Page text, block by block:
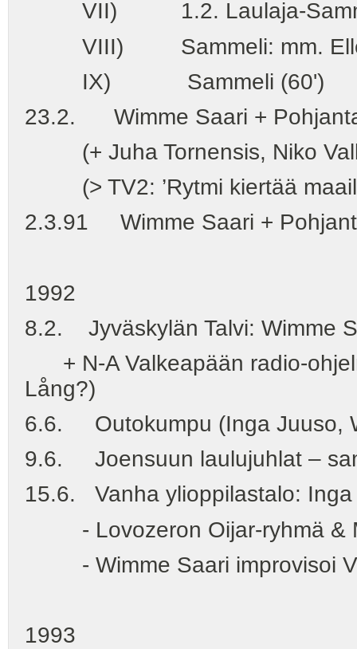
VII) 1.2. Laulaja-Sammeli
VIII) Sammeli: mm. Elle-
IX) Sammeli (60')
23.2. Wimme Saari +
(+ Juha Tornensis, Niko
(> TV2: ’Rytmi kiertää
2.3.91 Wimme Saari +
1992
8.2. Jyväskylän Talvi: Wimme
+ N-A Valkeapään radio-
Lång?)
6.6. Outokumpu (Inga Juuso,
9.6. Joensuun laulujuhlat –
15.6. Vanha ylioppilastalo:
- Lovozeron Oijar-ryhmä &
- Wimme Saari improvisoi
1993